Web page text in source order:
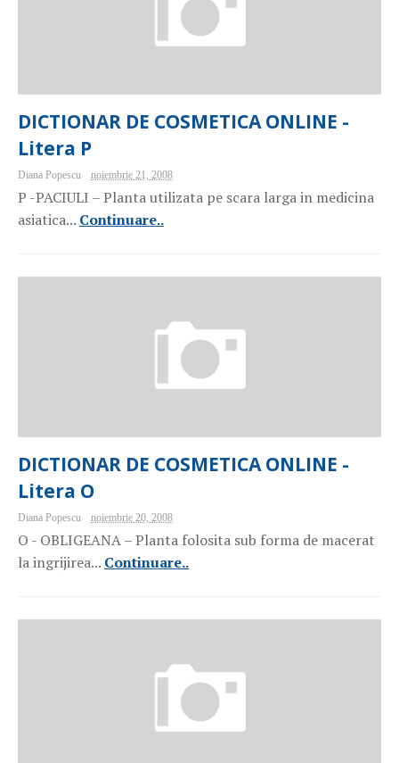
DICTIONAR DE COSMETICA ONLINE -
Litera P
Diana Popescu noiembrie 21, 2008
P -PACIULI – Planta utilizata pe scara larga in medicina
asiatica... Continuare..
DICTIONAR DE COSMETICA ONLINE -
Litera O
Diana Popescu noiembrie 20, 2008
O - OBLIGEANA – Planta folosita sub forma de macerat
la ingrijirea... Continuare..